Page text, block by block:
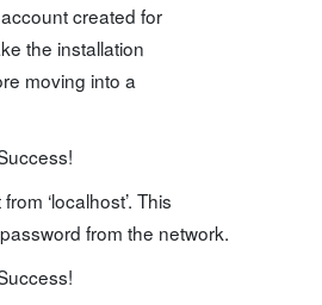
created for
the installation
moving into a
‘localhost’. This
from the network.